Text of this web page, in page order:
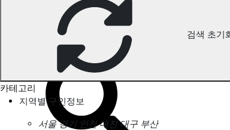
업체 서비스 관리
개인 서비스 관리
부산동구 카운터 구인정보
검색 초기
카테고리
지역별 구인정보
서울 경기 인천 대전 대구 부산